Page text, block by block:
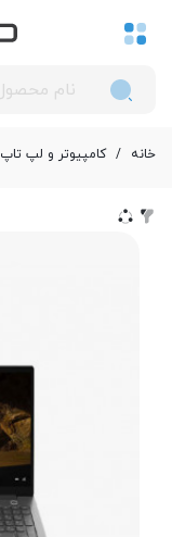
خانه / کامپیوتر و لپ تاپ